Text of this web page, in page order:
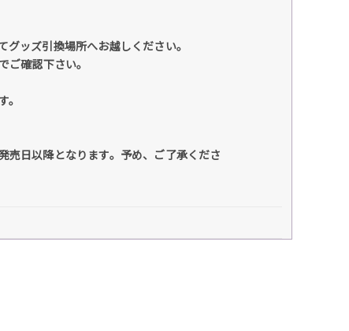
ッズ引換場所へお越しください。
確認下さい。
売日以降となります。予め、ご了承くださ